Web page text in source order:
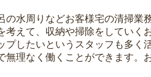
水周りなどお客様宅の清掃業務
考えて、収納や掃除をしていく
プしたいというスタッフも多く
理なく働くことができます。